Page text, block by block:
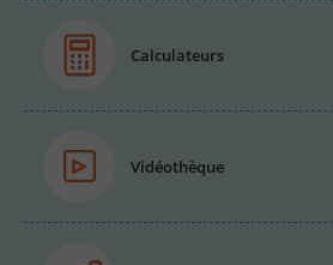
Calculateurs
Vidéothèque